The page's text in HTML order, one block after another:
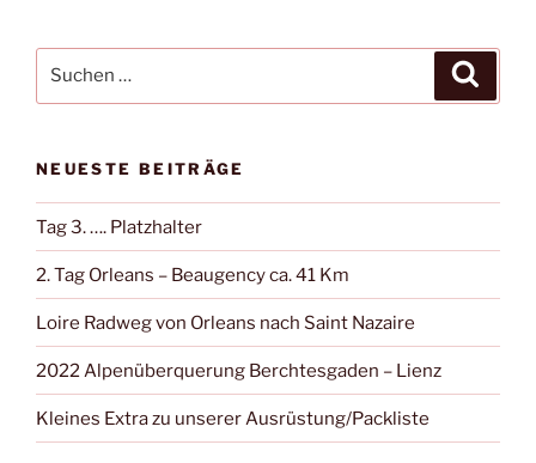
nach:
NEUESTE BEITRÄGE
Tag 3. …. Platzhalter
2. Tag Orleans – Beaugency ca. 41 Km
Loire Radweg von Orleans nach Saint Nazaire
2022 Alpenüberquerung Berchtesgaden – Lienz
Kleines Extra zu unserer Ausrüstung/Packliste